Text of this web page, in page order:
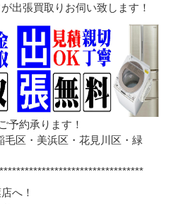
出張買取りお伺い致します！
予約承ります！
毛区・美浜区・花見川区・緑
へ！